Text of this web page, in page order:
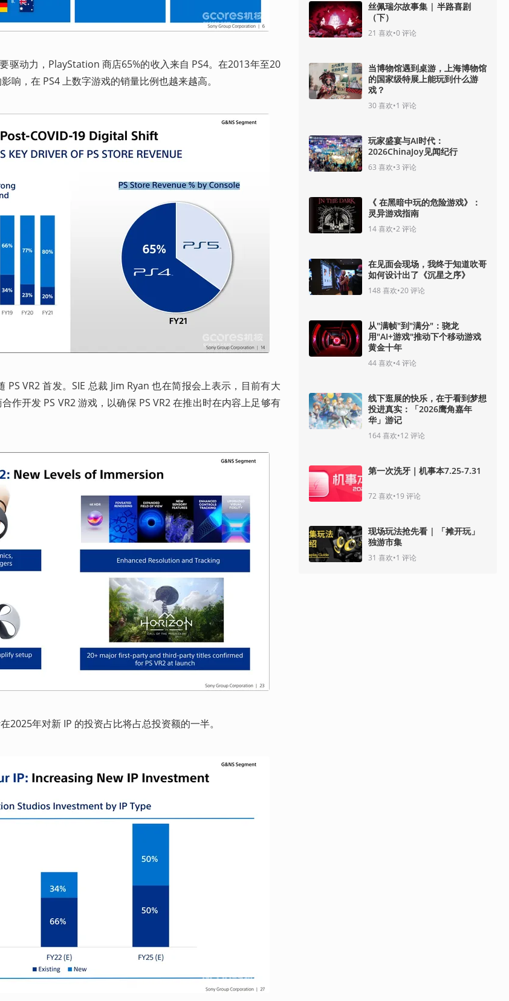
驱动力，PlayStation 商店65%的收入来自 PS4。在2013年至20
响，在 PS4 上数字游戏的销量比例也越来越高。
VR2 首发。SIE 总裁 Jim Ryan 也在简报会上表示，目前有大
作开发 PS VR2 游戏，以确保 PS VR2 在推出时在内容上足够有
2025年对新 IP 的投资占比将占总投资额的一半。
丝佩瑞尔故事集 | 半路喜剧
（下）
21 喜欢•0评论
当博物馆遇到桌游，上海博物馆
的国家级特展上能玩到什么游
戏？
30喜欢•1 评论
玩家盛宴与AI时代：
2026ChinaJoy见闻纪行
63 喜欢•3 评论
《 在黑暗中玩的危险游戏》：
灵异游戏指南
14喜欢•2 评论
在见面会现场，我终于知道吹哥
如何设计出了《沉星之序》
148 喜欢•20评论
从"满帧"到"满分"：骁龙
用"AI+游戏"推动下个移动游戏
黄金十年
44喜欢•4评论
线下逛展的快乐，在于看到梦想
投进真实：「2026鹰角嘉年
华」游记
164喜欢•12 评论
第一次洗牙｜机事本7.25-7.31
72 喜欢•19 评论
现场玩法抢先看 | 「摊开玩」
独游市集
31 喜欢•1 评论